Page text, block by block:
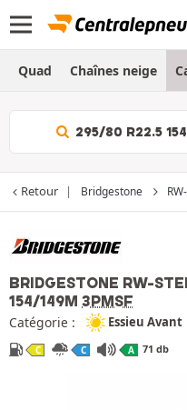
Quad Chaînes neige
295/80 R22.5
Retour Bridgestone
BRIDGESTONE RW-
154/149M 3PMSF
Catégorie : Essieu Avant
C C A 71 db